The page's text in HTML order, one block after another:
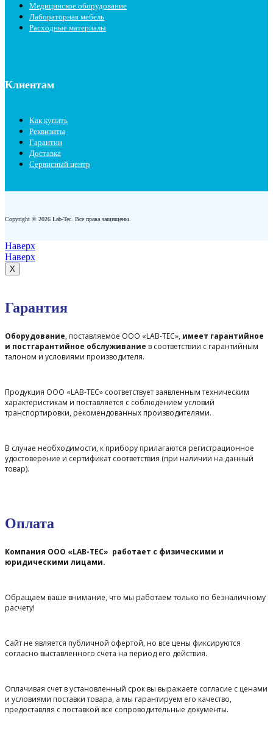
Медицинское оборудование
Лабораторная мебель
Расходные материалы
Клиентам
Как купить
Реквизиты
Гарантии
Доставка
Сервисный центр
Copyright © 2026 Lab-Tec. Все права защищены.
Наверх
Наверх
X
Гарантия
Оборудование, поставляемое ООО «LAB-TEC», имеет гарантийное
и постгарантийное обслуживание в соответствии с гарантийным
талоном и условиями производителя.
Продукция ООО «LAB-TEC» соответствует заявленным техническим
характеристикам и поставляется с соблюдением условий
транспортировки, рекомендованных производителями.
В случае необходимости, к прибору прилагаются регистрационное
удостоверение и сертификат соответствия (при наличии на данный
товар).
Оплата
Компания ООО «LAB-TEC» работает с физическими и
юридическими лицами.
Обращаем ваше внимание, что мы работаем только по безналичному
расчету!
Сайт не является публичной офертой, но все цены фиксируются
согласно выставленного счета на период его действия.
Оплачивая счет в установленный срок вы выражаете согласие с ценами
и условиями поставки товара, а мы гарантируем его качество,
предоставляя с поставкой все сопроводительные документы.